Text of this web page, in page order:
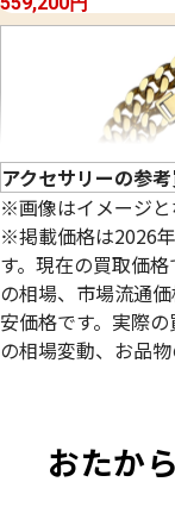
参考買取価格
アクセサリーの参
※画像はイメージと
※掲載価格は2026
す。現在の買取価
の相場、市場流通
安価格です。実際
の相場変動、お品物
おたか